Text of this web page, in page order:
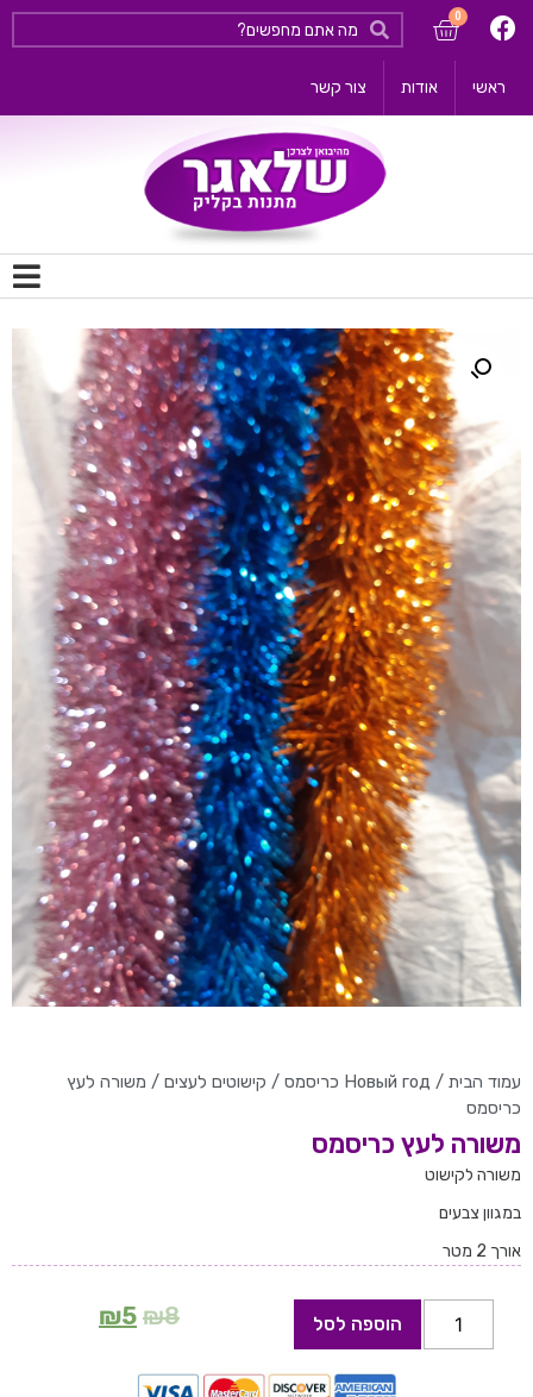
ראשי אודות צור קשר
עמוד הבית / Новый год כריסמס / קישוטים לעצים / משורה לעץ
כריסמס
משורה לעץ כריסמס
משורה לקישוט
במגוון צבעים
אורך 2 מטר
הוספה לסל ₪8
₪5